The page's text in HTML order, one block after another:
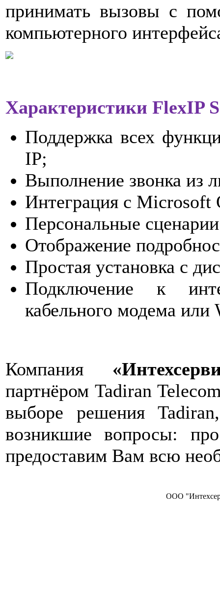
принимать вызовы с
компьютерного
Характеристики FlexIP
Поддержка всех
IP;
Выполнение звонка из
Интеграция с Microsoft
Персональные
Отображение
Простая установка с
Подключение к
кабельного модема или
Компания
партнёром Tadiran
выборе решения
возникшие вопросы:
предоставим Вам всю
ООО